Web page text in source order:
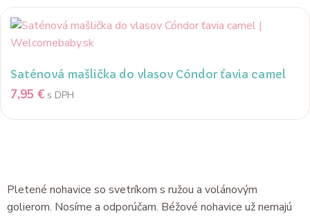
Saténová mašlička do vlasov Cóndor ťavia camel
7,95 € s DPH
Pletené nohavice so svetríkom s ružou a volánovým
golierom. Nosíme a odporúčam. Béžové nohavice už nemajú